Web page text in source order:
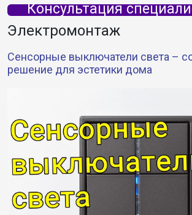
Консультация
Электромонтаж
Сенсорные выключатели света –
решение для эстетики дома